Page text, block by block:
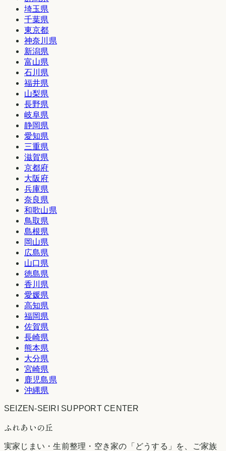
埼玉県
千葉県
東京都
神奈川県
新潟県
富山県
石川県
福井県
山梨県
長野県
岐阜県
静岡県
愛知県
三重県
滋賀県
京都府
大阪府
兵庫県
奈良県
和歌山県
鳥取県
島根県
岡山県
広島県
山口県
徳島県
香川県
愛媛県
高知県
福岡県
佐賀県
長崎県
熊本県
大分県
宮崎県
鹿児島県
沖縄県
SEIZEN-SEIRI SUPPORT CENTER
ふれあいの丘
実家じまい・生前整理・空き家の「どうする」を、ご家族